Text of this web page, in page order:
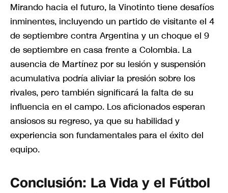
Mirando hacia el futuro, la Vinotinto tiene desafíos
inminentes, incluyendo un partido de visitante el 4
de septiembre contra Argentina y un choque el 9
de septiembre en casa frente a Colombia. La
ausencia de Martínez por su lesión y suspensión
acumulativa podría aliviar la presión sobre los
rivales, pero también significará la falta de su
influencia en el campo. Los aficionados esperan
ansiosos su regreso, ya que su habilidad y
experiencia son fundamentales para el éxito del
equipo.
Conclusión: La Vida y el Fútbol